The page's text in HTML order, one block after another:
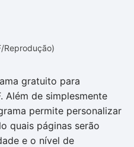
Reprodução)
gratuito para
Além de simplesmente
permite personalizar
quais páginas serão
e o nível de